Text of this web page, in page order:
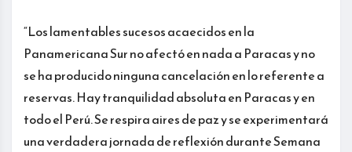
“Los lamentables sucesos acaecidos en la
Panamericana Sur no afectó en nada a Paracas y no
se ha producido ninguna cancelación en lo referente a
reservas. Hay tranquilidad absoluta en Paracas y en
todo el Perú. Se respira aires de paz y se experimentará
una verdadera jornada de reflexión durante Semana